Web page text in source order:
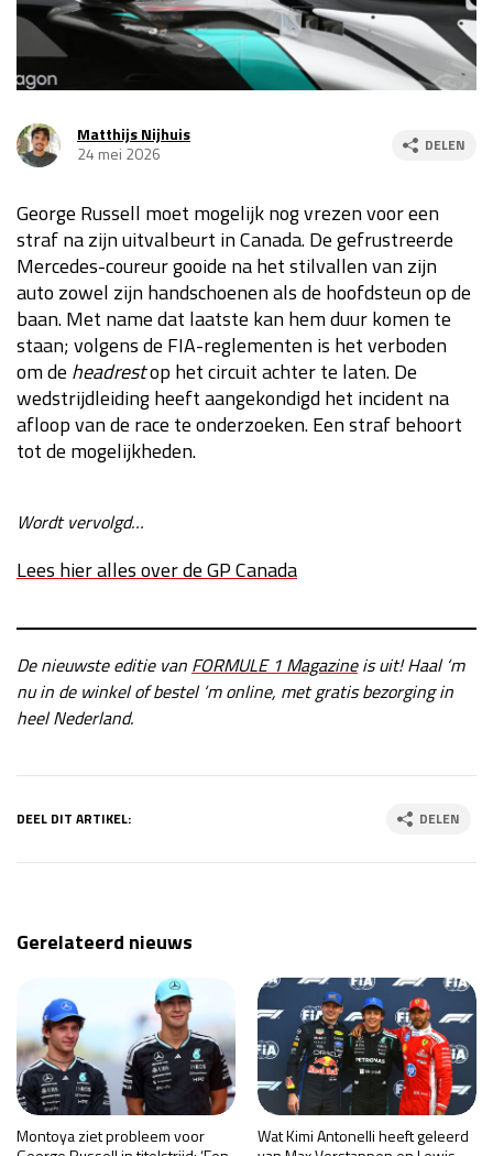
Race
za 13:00 - 15:00
Kwalificatie
za 23:00 - 00:00
Race
zo 21:00 - 23:00
GP MEXICO 2026 30 okt - 01 nov
Race
Kwalificatie
za 19:00 - 20:00
Race
zo 18:00 - 20:00
LAS VEGAS GRAND PRIX 2026
Kwalificatie
GP ABU DHABI 2026
Race
zo 14:00 - 16:00
Matthijs Nijhuis
24 mei 2026
DELEN
George Russell moet mogelijk nog vrezen voor een
straf na zijn uitvalbeurt in Canada. De gefrustreerde
Mercedes-coureur gooide na het stilvallen van zijn
auto zowel zijn handschoenen als de hoofdsteun op de
baan. Met name dat laatste kan hem duur komen te
staan; volgens de FIA-reglementen is het verboden
om de headrestop het circuit achter te laten. De
wedstrijdleiding heeft aangekondigd het incident na
afloop van de race te onderzoeken. Een straf behoort
tot de mogelijkheden.
Wordt vervolgd…
Lees hier alles over de GP Canada
De nieuwste editie van FORMULE 1 Magazineis uit! Haal ‘m
nu in de winkel of bestel ‘m online, met gratis bezorging in
heel Nederland.
DEEL DIT ARTIKEL: DELEN
Gerelateerd nieuws
Montoya ziet probleem voor
Wat Kimi Antonelli heeft geleerd